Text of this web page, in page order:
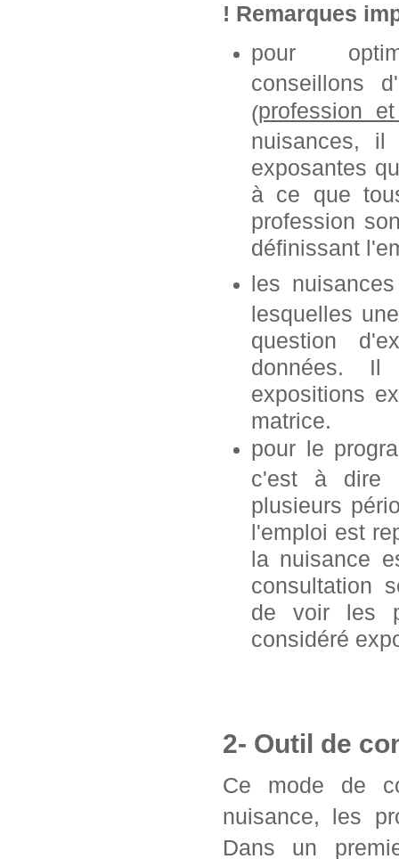
! Remarques
pour
conseillons
(profession
nuisances, il
exposantes
à ce que
profession
définissant
les
lesquelles
question
données. Il
expositions
matrice.
pour le
c'est à dire
plusieurs
l'emploi est
la nuisance
consultation
de voir les
considéré
2- Outil de
Ce mode de
nuisance, les
Dans un